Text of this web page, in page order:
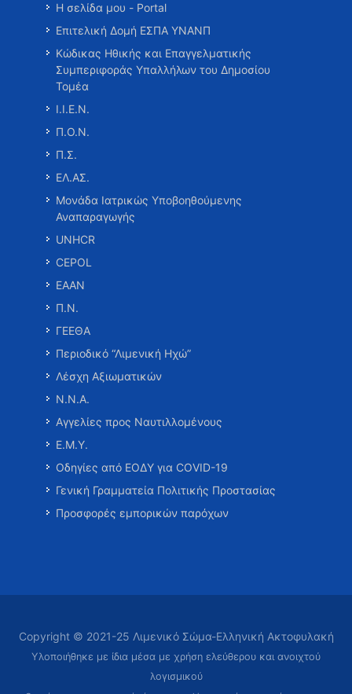
Η σελίδα μου - Portal
Επιτελική Δομή ΕΣΠΑ ΥΝΑΝΠ
Κώδικας Ηθικής και Επαγγελματικής
Συμπεριφοράς Υπαλλήλων του Δημοσίου
Τομέα
Ι.Ι.Ε.Ν.
Π.Ο.Ν.
Π.Σ.
ΕΛ.ΑΣ.
Μονάδα Ιατρικώς Υποβοηθούμενης
Αναπαραγωγής
UNHCR
CEPOL
ΕΑΑΝ
Π.Ν.
ΓΕΕΘΑ
Περιοδικό “Λιμενική Ηχώ”
Λέσχη Αξιωματικών
Ν.Ν.Α.
Αγγελίες προς Ναυτιλλομένους
Ε.Μ.Υ.
Οδηγίες από ΕΟΔΥ για COVID-19
Γενική Γραμματεία Πολιτικής Προστασίας
Προσφορές εμπορικών παρόχων
Copyright © 2021-25 Λιμενικό Σώμα-Ελληνική Ακτοφυλακή
Υλοποιήθηκε με ίδια μέσα με χρήση ελεύθερου και ανοιχτού
λογισμικού